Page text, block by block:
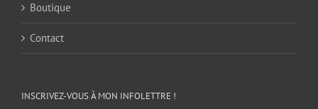
Boutique
Contact
INSCRIVEZ-VOUS À MON INFOLETTRE !